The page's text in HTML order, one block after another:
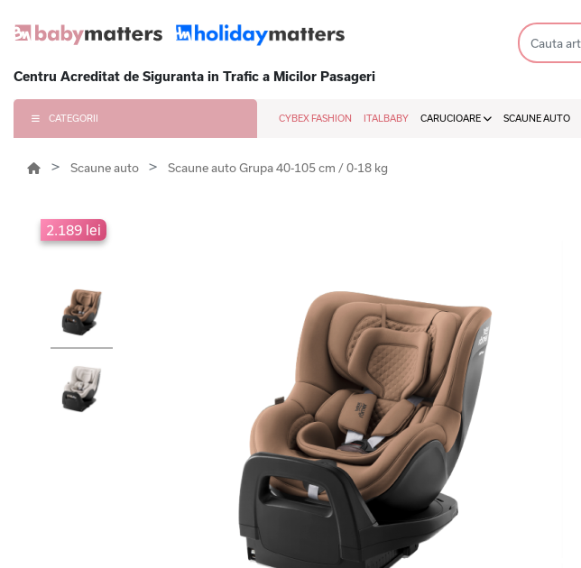
Centru Acreditat de Siguranta in Trafic a Micilor Pasageri
CATEGORII CYBEX FASHION ITALBABY CARUCIOARE SCAUNE AUTO
Scaune auto Scaune auto Grupa 40-105 cm / 0-18 kg
2.189 lei